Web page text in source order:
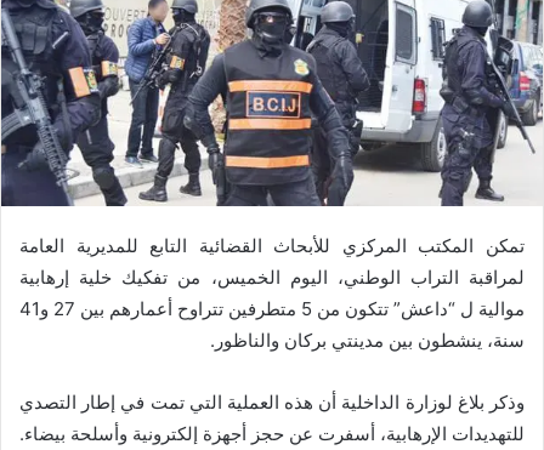
تمكن المكتب المركزي للأبحاث القضائية التابع للمديرية العامة
لمراقبة التراب الوطني، اليوم الخميس، من تفكيك خلية إرهابية
موالية ل “داعش” تتكون من 5 متطرفين تتراوح أعمارهم بين 27 و41
سنة، ينشطون بين مدينتي بركان والناظور.
وذكر بلاغ لوزارة الداخلية أن هذه العملية التي تمت في إطار التصدي
للتهديدات الإرهابية، أسفرت عن حجز أجهزة إلكترونية وأسلحة بيضاء.